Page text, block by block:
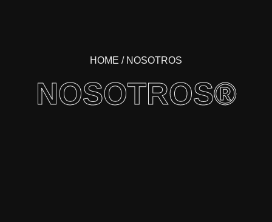
HOME / NOSOTROS
NOSOTROS®